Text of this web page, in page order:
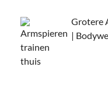
Grotere
|